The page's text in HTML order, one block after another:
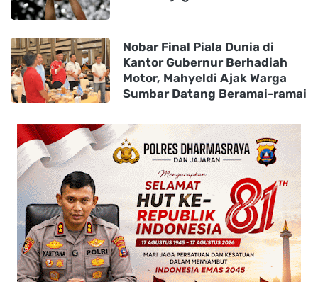
Nobar Final Piala Dunia di
Kantor Gubernur Berhadiah
Motor, Mahyeldi Ajak Warga
Sumbar Datang Beramai-ramai